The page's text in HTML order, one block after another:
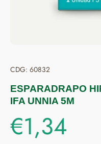
CDG: 60832
ESPARADRAPO
IFA UNNIA 5M
€1,34